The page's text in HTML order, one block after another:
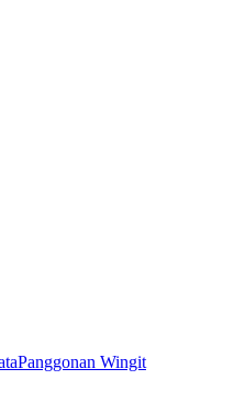
Panggonan Wingit